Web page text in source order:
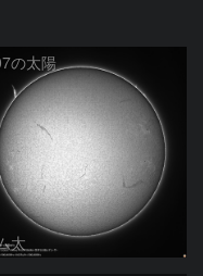
の太陽
太